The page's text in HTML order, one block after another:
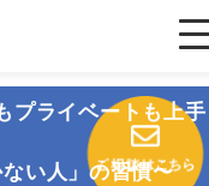
プライベートも上手
い人」の習慣〜